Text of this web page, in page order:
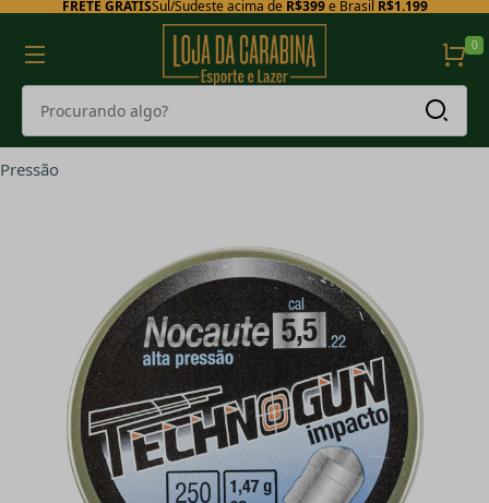
FRETE GRÁTISSul/Sudeste acima de R$399e Brasil R$1.199
0
Pressão